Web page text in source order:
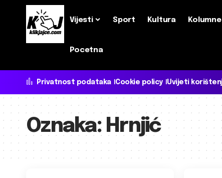
Vijesti Sport Kultura Kolumne
Pocetna
Privatnost podataka Cookie policy Uvijeti
Oznaka: Hrnjić